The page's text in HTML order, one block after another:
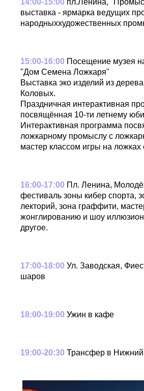
14:00-15:00 пл.Ленина,
выставка - ярмарка ведущих
народныххудожественных
15:00-16:00 Посещение музея
"Дом Семена Ложкаря"
Выставка эко изделий из
Коловых.
Праздничная интерактивная
посвящённая 10-ти летнему
Интерактивная программа
ложкарному промыслу с
мастер классом игры на ложках
16:00-17:00 Пл. Ленина,
фестиваль зоны кибер спорта,
лекторий, зона граффити,
жонглированию и шоу
другое.
17:00-18:00 Ул. Заводская,
шаров
18:00-19:00 Ужин в кафе
19:00-20:30 Трансфер в Нижний